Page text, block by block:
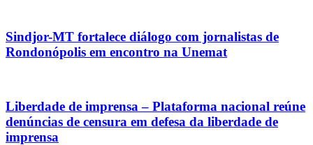
Sindjor-MT fortalece diálogo com jornalistas de
Rondonópolis em encontro na Unemat
Liberdade de imprensa – Plataforma nacional reúne
denúncias de censura em defesa da liberdade de
imprensa